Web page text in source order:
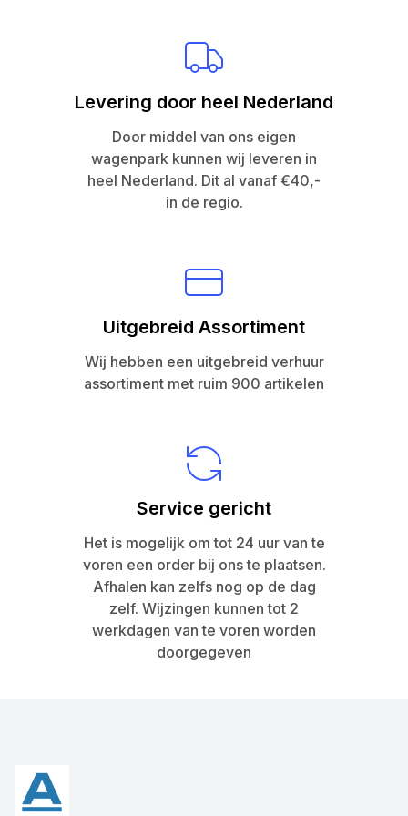
Levering door heel Nederland
Door middel van ons eigen
wagenpark kunnen wij leveren in
heel Nederland. Dit al vanaf €40,-
in de regio.
Uitgebreid Assortiment
Wij hebben een uitgebreid verhuur
assortiment met ruim 900 artikelen
Service gericht
Het is mogelijk om tot 24 uur van te
voren een order bij ons te plaatsen.
Afhalen kan zelfs nog op de dag
zelf. Wijzingen kunnen tot 2
werkdagen van te voren worden
doorgegeven